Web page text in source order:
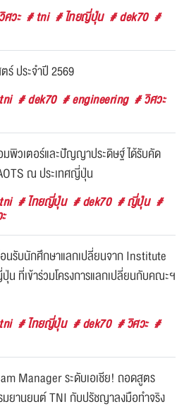
ศวะ # tni # ไทยญี่ปุ่น # dek70 #
ประจำปี 2569
# dek70 # engineering # วิศวะ
พิวเตอร์และปัญญาประดิษฐ์ ได้รับคัด
ณ ประเทศญี่ปุ่น
# ไทยญี่ปุ่น # dek70 # ญี่ปุ่น #
นรับนักศึกษาแลกเปลี่ยนจาก Institute
ที่เข้าร่วมโครงการแลกเปลี่ยนกับคณะฯ
# ไทยญี่ปุ่น # dek70 # วิศวะ #
Manager ระดับเอเชีย! ถอดสูตร
มยานยนต์ TNI กับปรัชญาลงมือทำจริง